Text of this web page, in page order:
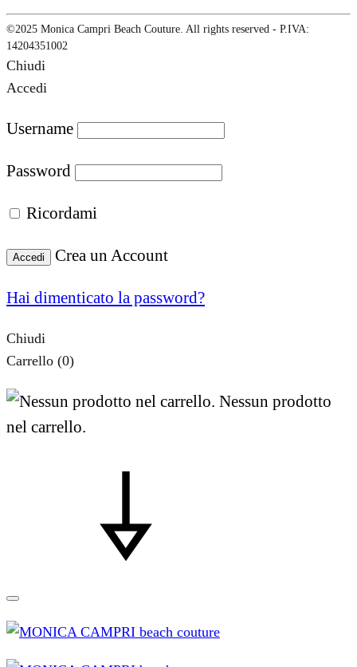
©2025 Monica Campri Beach Couture. All rights reserved - P.IVA:
14204351002
Chiudi
Accedi
Username
Password
Ricordami
Accedi Crea un Account
Hai dimenticato la password?
Chiudi
Carrello (0)
Nessun prodotto
nel carrello.